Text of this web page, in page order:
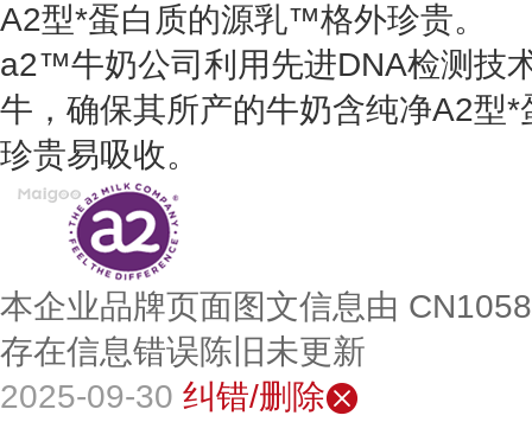
A2型*蛋白质的源乳™格外珍贵。
a2™牛奶公司利用先进DNA检测技
牛，确保其所产的牛奶含纯净A2型
珍贵易吸收。
本企业品牌页面图文信息由
存在信息错误陈旧未更新
2025-09-30 纠错/删除